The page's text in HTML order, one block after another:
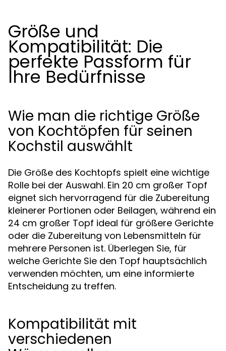
Größe und
Kompatibilität: Die
perfekte Passform für
Ihre Bedürfnisse
Wie man die richtige Größe
von Kochtöpfen für seinen
Kochstil auswählt
Die Größe des Kochtopfs spielt eine wichtige
Rolle bei der Auswahl. Ein 20 cm großer Topf
eignet sich hervorragend für die Zubereitung
kleinerer Portionen oder Beilagen, während ein
24 cm großer Topf ideal für größere Gerichte
oder die Zubereitung von Lebensmitteln für
mehrere Personen ist. Überlegen Sie, für
welche Gerichte Sie den Topf hauptsächlich
verwenden möchten, um eine informierte
Entscheidung zu treffen.
Kompatibilität mit
verschiedenen